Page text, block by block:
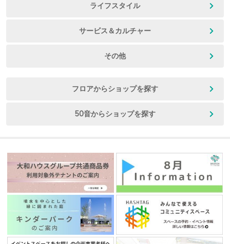
ライフスタイル
サービス＆カルチャー
その他
フロアからショップを探す
50音からショップを探す